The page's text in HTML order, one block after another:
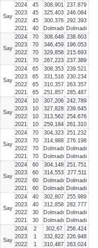
Say
2024
2023
2022
2021
45
45
45
40
308,901
325,403
300,376
Dolmadı
237.879
246.084
292.393
Dolmadı
Say
2024
2023
2022
2021
70
70
70
70
308,648
346,459
329,858
267,223
238.603
196.053
215.693
237.389
Say
2024
2023
2022
2021
65
65
65
65
308,353
331,516
310,357
251,857
239.521
230.234
263.357
285.487
Say
2024
2023
2022
2021
10
10
10
10
307,206
327,828
313,562
259,184
242.789
239.645
254.676
261.310
Say
2024
2023
2022
2021
70
70
70
70
304,323
314,988
Dolmadı
Dolmadı
251.232
276.198
Dolmadı
Dolmadı
Say
2024
2023
2022
2021
60
60
60
60
304,148
314,553
Dolmadı
Dolmadı
251.751
277.511
Dolmadı
Dolmadı
Say
2024
2023
2022
2021
40
40
30
30
302,807
312,858
Dolmadı
Dolmadı
255.989
282.777
Dolmadı
Dolmadı
Say
2024
2023
2022
2
1
1
302,67
332,822
310,487
256.424
226.948
263.024